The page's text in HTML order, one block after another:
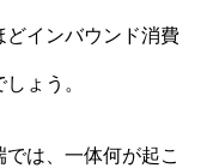
どインバウンド消費
ょう。
は、一体何が起こ